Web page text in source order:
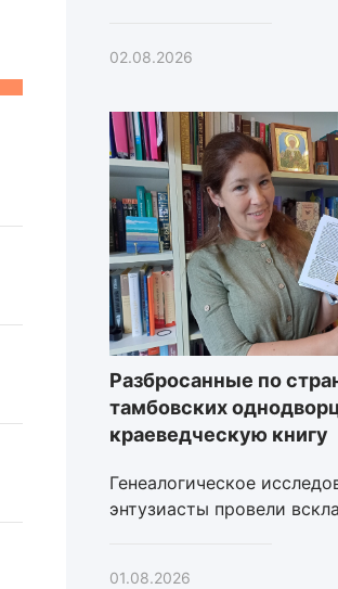
02.08.2026
Разбросанные по
тамбовских
краеведческую книгу
Генеалогическое
энтузиасты провели
01.08.2026